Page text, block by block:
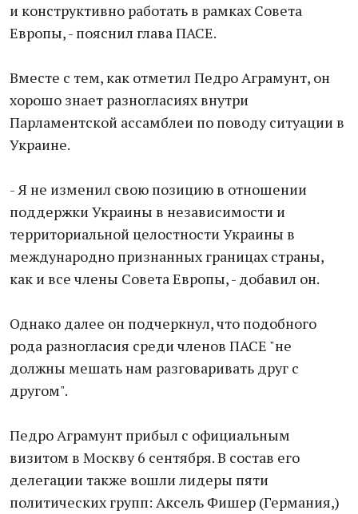
и конструктивно работать в рамках Совета
Европы, - пояснил глава ПАСЕ.
Вместе с тем, как отметил Педро Аграмунт, он
хорошо знает разногласиях внутри
Парламентской ассамблеи по поводу ситуации в
Украине.
- Я не изменил свою позицию в отношении
поддержки Украины в независимости и
территориальной целостности Украины в
международно признанных границах страны,
как и все члены Совета Европы, - добавил он.
Однако далее он подчеркнул, что подобного
рода разногласия среди членов ПАСЕ "не
должны мешать нам разговаривать друг с
другом".
Педро Аграмунт прибыл с официальным
визитом в Москву 6 сентября. В состав его
делегации также вошли лидеры пяти
политических групп: Аксель Фишер (Германия,)